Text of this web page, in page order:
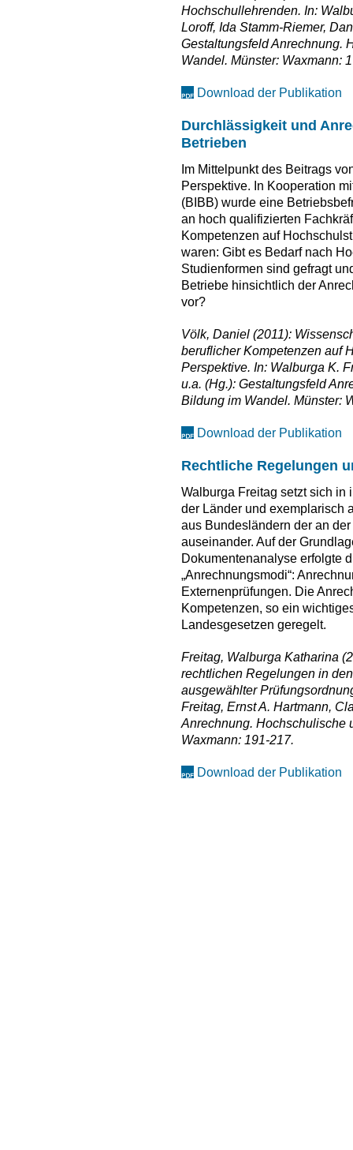
Hochschullehrenden. In:
Loroff, Ida Stamm-Riemer,
Gestaltungsfeld Anrechnung.
Wandel. Münster: Waxmann:
Download der Publikation
Durchlässigkeit und
Betrieben
Im Mittelpunkt des Beitrags
Perspektive. In Kooperation
(BIBB) wurde eine
an hoch qualifizierten
Kompetenzen auf
waren: Gibt es Bedarf nach
Studienformen sind gefragt
Betriebe hinsichtlich der
vor?
Völk, Daniel (2011):
beruflicher Kompetenzen auf
Perspektive. In: Walburga K.
u.a. (Hg.): Gestaltungsfeld
Bildung im Wandel. Münster:
Download der Publikation
Rechtliche Regelungen
Walburga Freitag setzt sich in
der Länder und exemplarisch
aus Bundesländern der an
auseinander. Auf der
Dokumentenanalyse erfolgte
„Anrechnungsmodi“:
Externenprüfungen. Die
Kompetenzen, so ein
Landesgesetzen geregelt.
Freitag, Walburga Katharina
rechtlichen Regelungen in
ausgewählter
Freitag, Ernst A. Hartmann,
Anrechnung. Hochschulische
Waxmann: 191-217.
Download der Publikation